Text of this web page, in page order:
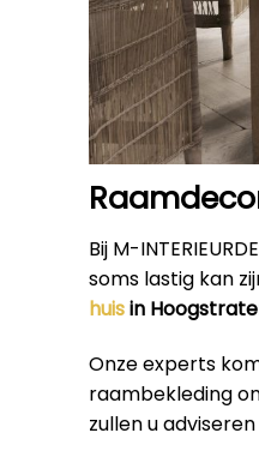
Bij M-
soms lastig kan
huisin
Onze experts
raambekleding
zullen u